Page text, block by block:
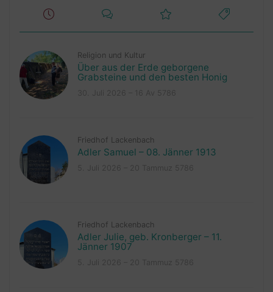
Religion und Kultur
Über aus der Erde geborgene
Grabsteine und den besten Honig
Friedhof Lackenbach
Adler Samuel – 08. Jänner 1913
Friedhof Lackenbach
Adler Julie, geb. Kronberger – 11.
Jänner 1907